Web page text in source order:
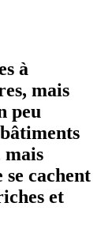
à
mais
peu
mais
cachent
et